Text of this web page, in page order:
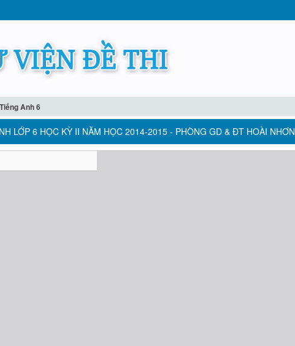
Tiếng Anh 6
LỚP 6 HỌC KỲ II NĂM HỌC 2014-2015 - PHÒNG GD & ĐT HOÀI NHƠN